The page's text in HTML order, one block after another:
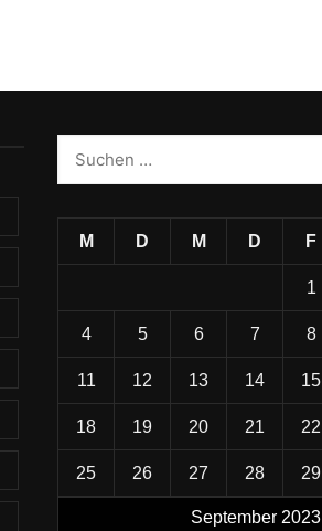
September 2023
M D M D F
1
4 5 6 7 8
11 12 13 14 15
18 19 20 21 22
25 26 27 28 29